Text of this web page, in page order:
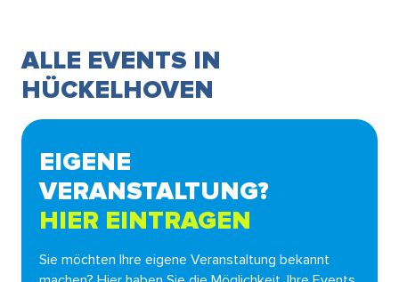
ALLE EVENTS IN
HÜCKELHOVEN
EIGENE
VERANSTALTUNG?
HIER EINTRAGEN
Sie möchten Ihre eigene Veranstaltung bekannt